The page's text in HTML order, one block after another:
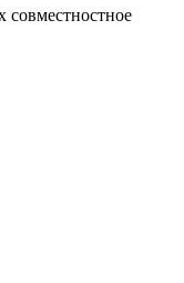
совместностное